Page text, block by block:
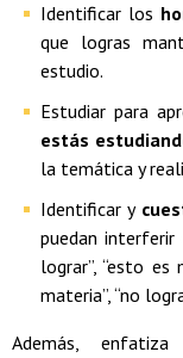
Identificar los
que logras
estudio.
Estudiar para
estás
la temática y
Identificar y
puedan
lograr”, “esto
materia”, “no
Además,